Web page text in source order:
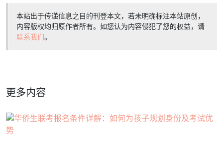
本站出于传递信息之目的刊登本文，若未明确标注本站原创，
内容版权均归原作者所有。如您认为内容侵犯了您的权益，请
联系我们。
更多内容